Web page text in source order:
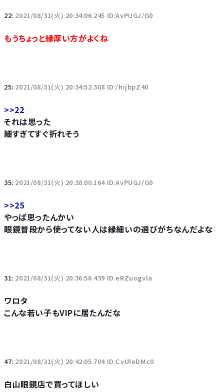
22: 2021/08/31(火) 20:34:06.245 ID:AvPUGJ/G0
もうちょっと縁厚い方がよくね
25: 2021/08/31(火) 20:34:52.308 ID:/hijbpZ40
>>22
それは思った
細すぎてすぐ折れそう
35: 2021/08/31(火) 20:38:00.164 ID:AvPUGJ/G0
>>25
やっぱ思ったんかい
眼鏡普段から使ってない人は縁細いの選びがちなんだよな
31: 2021/08/31(火) 20:36:56.439 ID:eRZuogvla
ワロタ
こんな若い子もVIPに居たんだな
47: 2021/08/31(火) 20:42:05.704 ID:CvUleDMc0
白山眼鏡店で買ってほしい